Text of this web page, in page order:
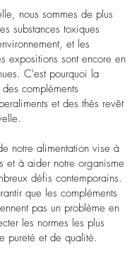
nous sommes de plus
substances toxiques
et les
expositions sont encore en
C'est pourquoi la
compléments
et des thés revêt
notre alimentation vise à
et à aider notre organisme
défis contemporains.
que les compléments
pas un problème en
les normes les plus
pureté et de qualité.